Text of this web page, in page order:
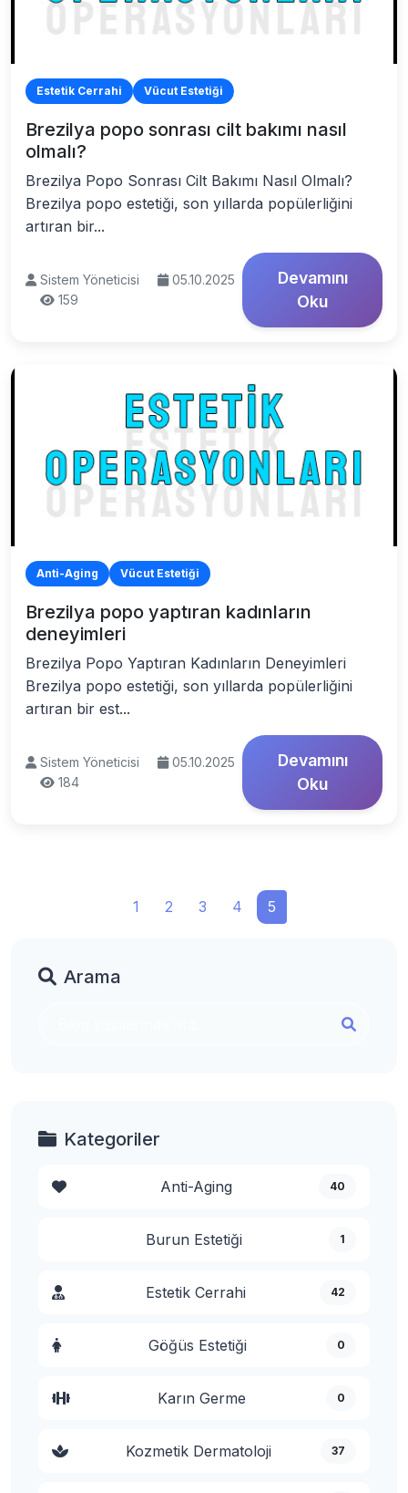
Estetik Cerrahi Vücut Estetiği
Brezilya popo sonrası cilt bakımı nasıl
olmalı?
Brezilya Popo Sonrası Cilt Bakımı Nasıl Olmalı?
Brezilya popo estetiği, son yıllarda popülerliğini
artıran bir...
Sistem Yöneticisi
05.10.2025
159
Devamını
Oku
Anti-Aging Vücut Estetiği
Brezilya popo yaptıran kadınların
deneyimleri
Brezilya Popo Yaptıran Kadınların Deneyimleri
Brezilya popo estetiği, son yıllarda popülerliğini
artıran bir est...
Sistem Yöneticisi
05.10.2025
184
Devamını
Oku
1 2 3 4 5
Arama
Kategoriler
Anti-Aging 40
Burun Estetiği 1
Estetik Cerrahi 42
Göğüs Estetiği 0
Karın Germe 0
Kozmetik Dermatoloji 37